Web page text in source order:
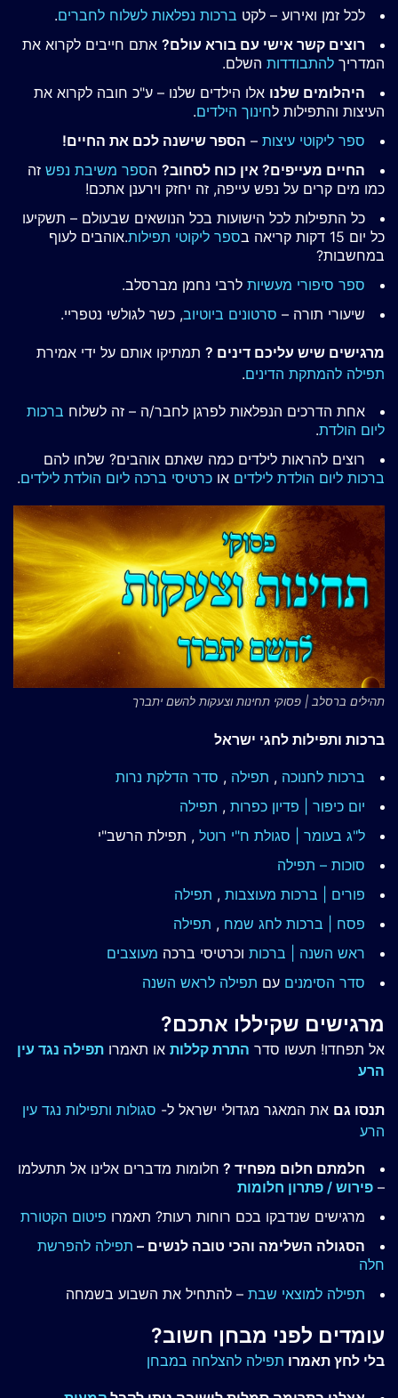
לכל זמן ואירוע – לקט ברכות נפלאות לשלוח לחברים.
רוצים קשר אישי עם בורא עולם? אתם חייבים לקרוא את
המדריך להתבודדות השלם.
היהלומים שלנו אלו הילדים שלנו – ע"כ חובה לקרוא את
העיצות והתפילות לחינוך הילדים.
ספר ליקוטי עיצות – הספר שישנה לכם את החיים!
החיים מעייפים? אין כוח לסחוב? הספר משיבת נפש זה
כמו מים קרים על נפש עייפה, זה יחזק וירענן אתכם!
כל התפילות לכל הישועות בכל הנושאים שבעולם – תשקיעו
כל יום 15 דקות קריאה ב
ספר ליקוטי תפילות.אוהבים לעוף
במחשבות?
ספר סיפורי מעשיות לרבי נחמן מברסלב.
שיעורי תורה – סרטונים ביוטיוב, כשר לגולשי נטפריי.
מרגישים שיש עליכם דינים ? תמתיקו אותם על ידי אמירת
תפילה להמתקת הדינים.
אחת הדרכים הנפלאות לפרגן לחבר/ה – זה לשלוח ברכות
ליום הולדת.
רוצים להראות לילדים כמה שאתם אוהבים? שלחו להם
ברכות ליום הולדת לילדים או כרטיסי ברכה ליום הולדת לילדים.
תהילים ברסלב | פסוקי תחינות וצעקות להשם יתברך
ברכות ותפילות לחגי ישראל
ברכות לחנוכה , תפילה , סדר הדלקת נרות
יום כיפור | פדיון כפרות , תפילה
ל"ג בעומר | סגולת ח"י רוטל , תפילת הרשב"י
סוכות – תפילה
פורים | ברכות מעוצבות , תפילה
פסח | ברכות לחג שמח , תפילה
ראש השנה | ברכות וכרטיסי ברכה מעוצבים
סדר הסימנים עם תפילה לראש השנה
מרגישים שקיללו אתכם?
אל תפחדו! תעשו סדר התרת קללות או תאמרו תפילה נגד עין
הרע
תנסו גם את המאגר מגדולי ישראל ל- סגולות ותפילות נגד עין
הרע
חלמתם חלום מפחיד ? חלומות מדברים אלינו אל תתעלמו
– פירוש / פתרון חלומות
מרגישים שנדבקו בכם רוחות רעות? תאמרו פיטום הקטורת
הסגולה השלימה והכי טובה לנשים – תפילה להפרשת
חלה
תפילה למוצאי שבת – להתחיל את השבוע בשמחה
עומדים לפני מבחן חשוב?
בלי לחץ תאמרו תפילה להצלחה במבחן